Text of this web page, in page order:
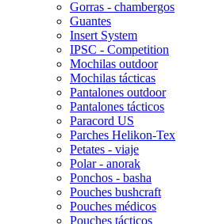
Gorras - chambergos
Guantes
Insert System
IPSC - Competition
Mochilas outdoor
Mochilas tácticas
Pantalones outdoor
Pantalones tácticos
Paracord US
Parches Helikon-Tex
Petates - viaje
Polar - anorak
Ponchos - basha
Pouches bushcraft
Pouches médicos
Pouches tácticos